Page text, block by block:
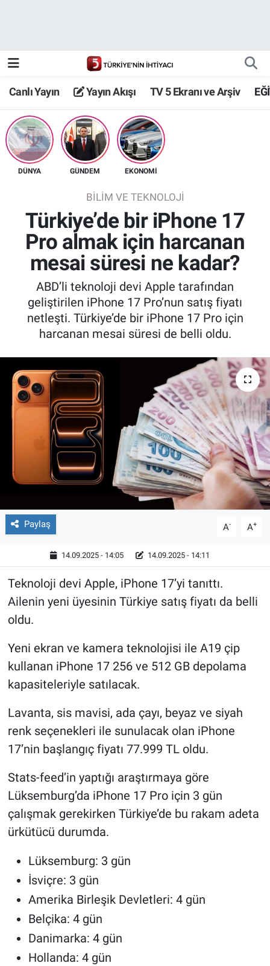
Canlı Yayın Yayın Akışı TV 5 Ekranı ve Arşiv
DÜNYA GÜNDEM EKONOMİ
BİLİM VE TEKNOLOJİ
Türkiye’de bir iPhone 17
Pro almak için harcanan
mesai süresi ne kadar?
ABD’li teknoloji devi Apple tarafından
geliştirilen iPhone 17 Pro’nun satış fiyatı
netleşti. Türkiye’de bir iPhone 17 Pro için
harcanan mesai süresi de belli oldu.
Paylaş A- A+
14.09.2025 - 14:05 14.09.2025 - 14:11
Teknoloji devi Apple, iPhone 17’yi tanıttı.
Ailenin yeni üyesinin Türkiye satış fiyatı da belli
oldu.
Yeni ekran ve kamera teknolojisi ile A19 çip
kullanan iPhone 17 256 ve 512 GB depolama
kapasiteleriyle satılacak.
Lavanta, sis mavisi, ada çayı, beyaz ve siyah
renk seçenekleri ile sunulacak olan iPhone
17’nin başlangıç fiyatı 77.999 TL oldu.
Stats-feed’in yaptığı araştırmaya göre
Lüksemburg’da iPhone 17 Pro için 3 gün
çalışmak gerekirken Türkiye’de bu rakam adeta
ürkütücü durumda.
Lüksemburg: 3 gün
İsviçre: 3 gün
Amerika Birleşik Devletleri: 4 gün
Belçika: 4 gün
Danimarka: 4 gün
Hollanda: 4 gün
TV 5 Ekranı ve Arşiv